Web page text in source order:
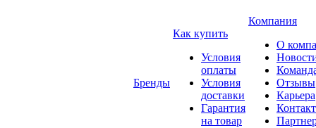
Бренды
Как купить
Условия
оплаты
Условия
доставки
Гарантия
на товар
Компания
О
Отзывы
Карьера